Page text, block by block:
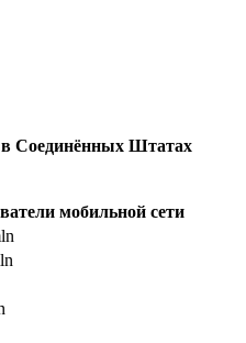
в Соединённых Штатах
мобильной сети